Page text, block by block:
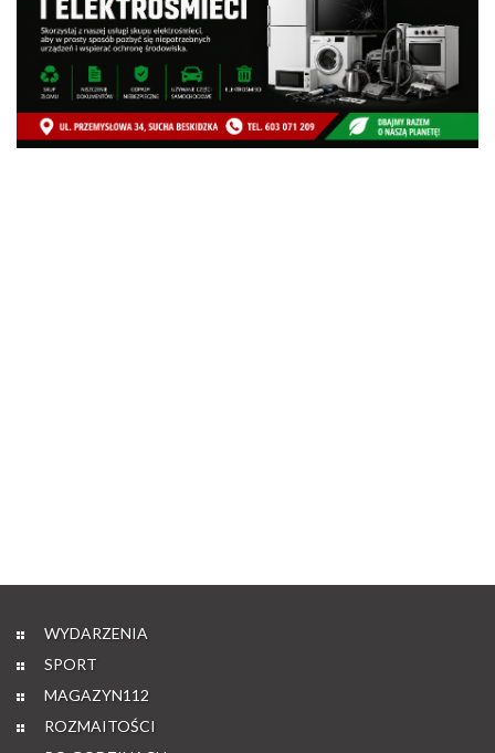
WYDARZENIA
SPORT
MAGAZYN112
ROZMAITOŚCI